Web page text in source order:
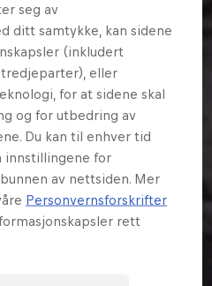
seg av
ditt samtykke, kan sidene
(inkludert
eller
for at sidene skal
og for utbedring av
Du kan til enhver tid
innstillingene for
av nettsiden. Mer
Personvernsforskrifter
rett